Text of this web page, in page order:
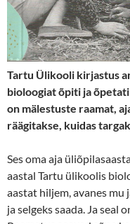
Tartu Ülikooli kirjastus
bioloogiat õpiti ja
on mälestuste raamat,
räägitakse, kuidas
Ses oma aja
aastal Tartu ülikoolis
aastat hiljem, avanes mu
ja selgeks saada. Ja seal